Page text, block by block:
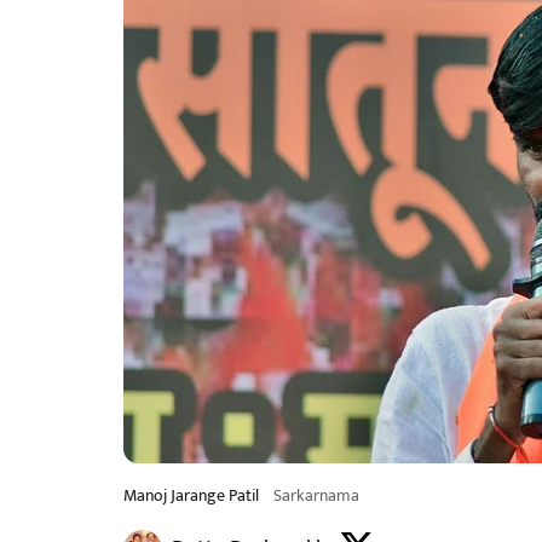
Manoj Jarange Patil Sarkarnama